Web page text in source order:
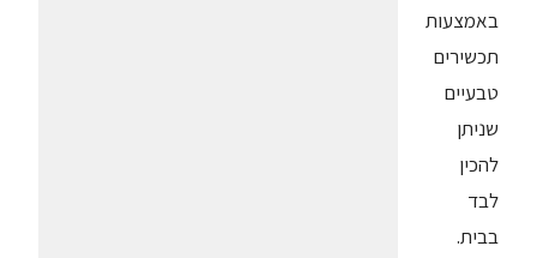
באמצעות
תכשירים
טבעיים
שניתן
להכין
לבד
בבית.